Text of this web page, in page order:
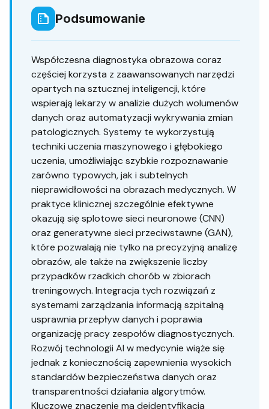
Podsumowanie
Współczesna diagnostyka obrazowa coraz
częściej korzysta z zaawansowanych narzędzi
opartych na sztucznej inteligencji, które
wspierają lekarzy w analizie dużych wolumenów
danych oraz automatyzacji wykrywania zmian
patologicznych. Systemy te wykorzystują
techniki uczenia maszynowego i głębokiego
uczenia, umożliwiając szybkie rozpoznawanie
zarówno typowych, jak i subtelnych
nieprawidłowości na obrazach medycznych. W
praktyce klinicznej szczególnie efektywne
okazują się splotowe sieci neuronowe (CNN)
oraz generatywne sieci przeciwstawne (GAN),
które pozwalają nie tylko na precyzyjną analizę
obrazów, ale także na zwiększenie liczby
przypadków rzadkich chorób w zbiorach
treningowych. Integracja tych rozwiązań z
systemami zarządzania informacją szpitalną
usprawnia przepływ danych i poprawia
organizację pracy zespołów diagnostycznych.
Rozwój technologii AI w medycynie wiąże się
jednak z koniecznością zapewnienia wysokich
standardów bezpieczeństwa danych oraz
transparentności działania algorytmów.
Kluczowe znaczenie ma deidentyfikacja